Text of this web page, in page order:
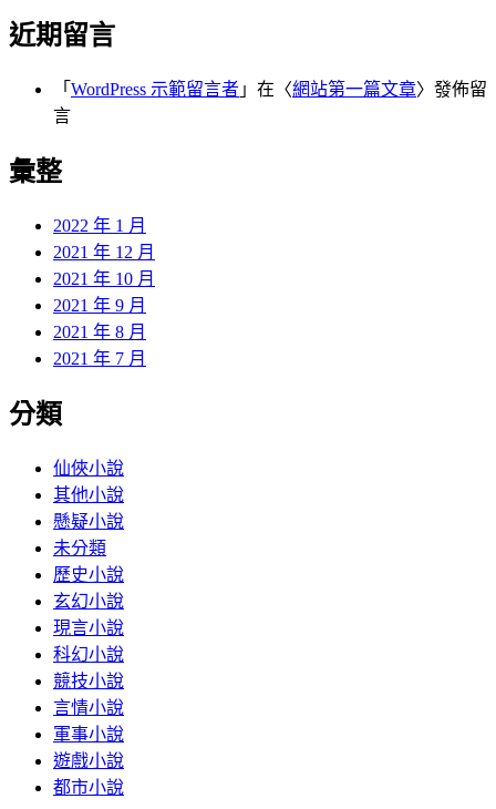
近期留言
「 WordPress 示範留言者 」在〈網站第一篇文章〉發佈留
言
彙整
2022 年 1 月
2021 年 12 月
2021 年 10 月
2021 年 9 月
2021 年 8 月
2021 年 7 月
分類
仙俠小說
其他小說
懸疑小說
未分類
歷史小說
玄幻小說
現言小說
科幻小說
競技小說
言情小說
軍事小說
遊戲小說
都市小說